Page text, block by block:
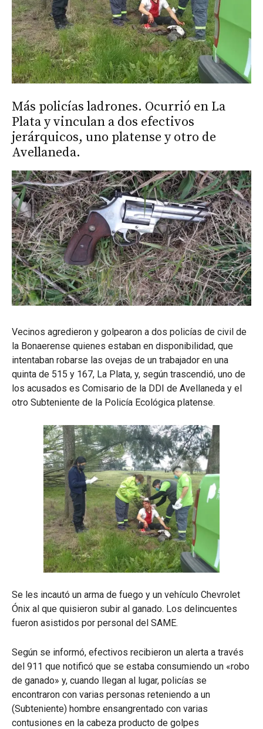
Más policías ladrones. Ocurrió en La
Plata y vinculan a dos efectivos
jerárquicos, uno platense y otro de
Avellaneda.
Vecinos agredieron y golpearon a dos policías de civil de
la Bonaerense quienes estaban en disponibilidad, que
intentaban robarse las ovejas de un trabajador en una
quinta de 515 y 167, La Plata, y, según trascendió, uno de
los acusados es Comisario de la DDI de Avellaneda y el
otro Subteniente de la Policía Ecológica platense.
Se les incautó un arma de fuego y un vehículo Chevrolet
Ónix al que quisieron subir al ganado. Los delincuentes
fueron asistidos por personal del SAME.
Según se informó, efectivos recibieron un alerta a través
del 911 que notificó que se estaba consumiendo un «robo
de ganado» y, cuando llegan al lugar, policías se
encontraron con varias personas reteniendo a un
(Subteniente) hombre ensangrentado con varias
contusiones en la cabeza producto de golpes